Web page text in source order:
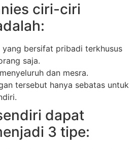
ciri-ciri
yang bersifat pribadi terkhusus
saja.
dan mesra.
tersebut hanya sebatas untuk
dapat
3 tipe: